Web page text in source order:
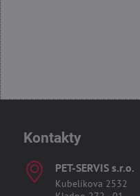
Kontakty
PET-SERVIS s​.r​.o​.
Kubelíkova 2532